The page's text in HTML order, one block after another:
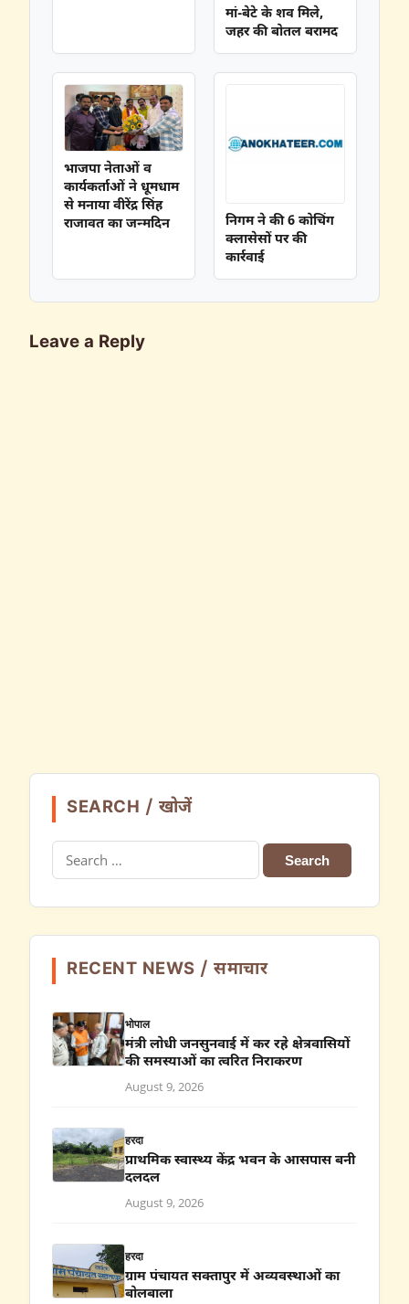
मां-बेटे के शव मिले,
जहर की बोतल बरामद
भाजपा नेताओं व
कार्यकर्ताओं ने धूमधाम
से मनाया वीरेंद्र सिंह
राजावत का जन्मदिन
निगम ने की 6 कोचिंग
क्लासेसों पर की
कार्रवाई
Leave a Reply
SEARCH / खोजें
Search
for:
RECENT NEWS / समाचार
भोपाल
मंत्री लोधी जनसुनवाई में कर रहे क्षेत्रवासियों
की समस्याओं का त्वरित निराकरण
August 9, 2026
हरदा
प्राथमिक स्वास्थ्य केंद्र भवन के आसपास बनी
दलदल
August 9, 2026
हरदा
ग्राम पंचायत सक्तापुर में अव्यवस्थाओं का
बोलबाला